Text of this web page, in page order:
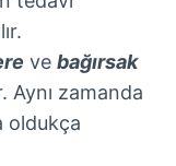
ve bağırsak
Aynı zamanda
oldukça